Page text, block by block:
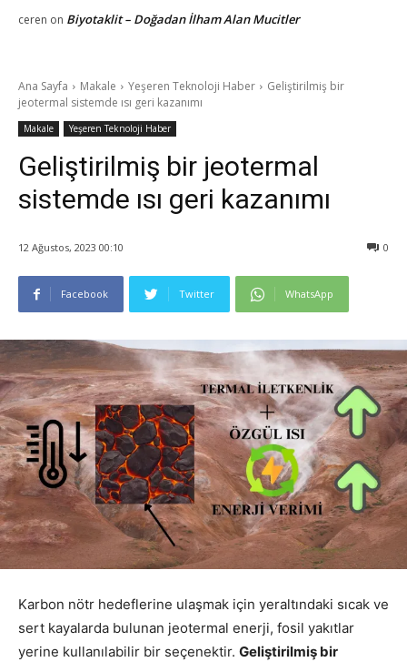
ceren on Biyotaklit – Doğadan İlham Alan Mucitler